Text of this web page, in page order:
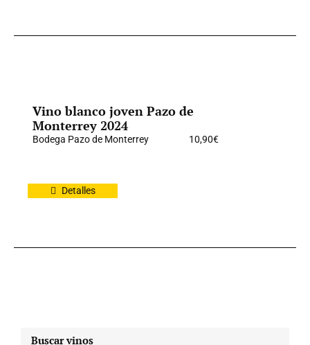
Vino blanco joven Pazo de
Monterrey 2024
Bodega Pazo de Monterrey 10,90€
Detalles
Buscar vinos